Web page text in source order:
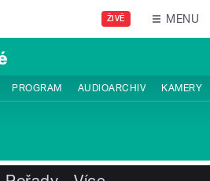
ŽIVĚ MENU
PROGRAM AUDIOARCHIV KAMERY